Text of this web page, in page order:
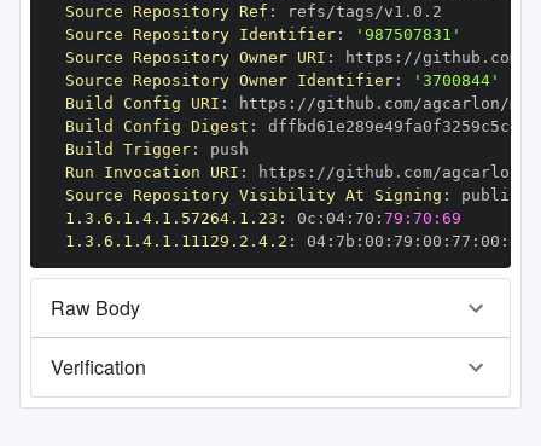
Source Repository Ref :
Source Repository Identifier:
'987507831'
Source Repository Owner URI : https :
Source Repository Owner Identifier:
'3700844'
Build Config URI : https :
Build Config Digest :
Build Trigger:
Run Invocation URI : https :
Source Repository Visibility At Signing :
1.3.6.1.4.1.57264.1.23 : 0c : 04: 70 : 79:70:69
1.3.6.1.4.1.11129.2.4.2 : 04: 7b : 00 : 79 : 00 : 77 : 00 : dd
Raw Body
Verification